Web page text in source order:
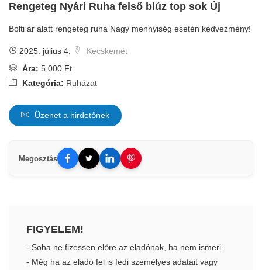
Rengeteg Nyári Ruha felső blúz top sok Új
Bolti ár alatt rengeteg ruha Nagy mennyiség esetén kedvezmény!
2025. július 4.
Kecskemét
Ára: 5.000 Ft
Kategória: Ruházat
Üzenet a hirdetőnek
Megosztás
FIGYELEM!
- Soha ne fizessen előre az eladónak, ha nem ismeri.
- Még ha az eladó fel is fedi személyes adatait vagy